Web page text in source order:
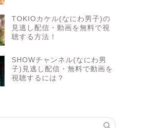
TOKIOカケル(なにわ男子)の
見逃し配信・動画を無料で視
聴する方法！
SHOWチャンネル(なにわ男
子)見逃し配信・無料で動画を
視聴するには？